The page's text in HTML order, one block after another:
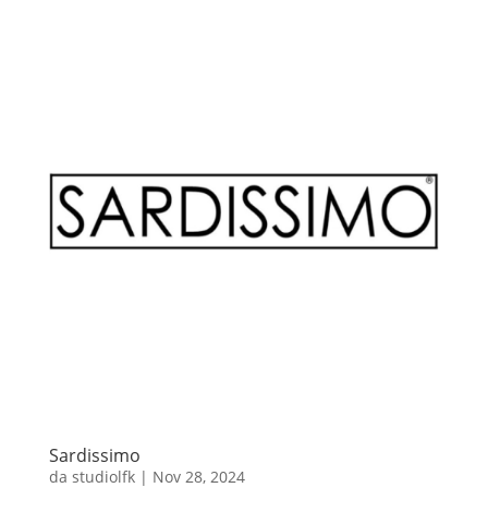
Sardissimo
da studiolfk| Nov 28, 2024